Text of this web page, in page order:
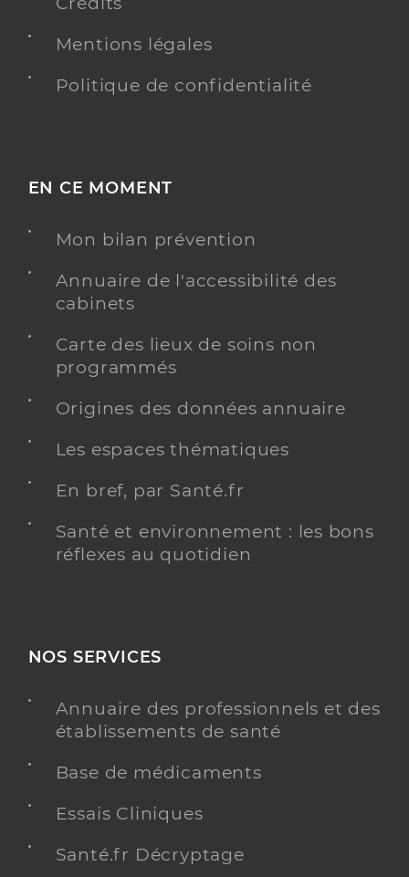
Mentions légales
Politique de confidentialité
EN CE MOMENT
Mon bilan prévention
Annuaire de l'accessibilité des
cabinets
Carte des lieux de soins non
programmés
Origines des données annuaire
Les espaces thématiques
En bref, par Santé.fr
Santé et environnement : les bons
réflexes au quotidien
NOS SERVICES
Annuaire des professionnels et des
établissements de santé
Base de médicaments
Essais Cliniques
Santé.fr Décryptage